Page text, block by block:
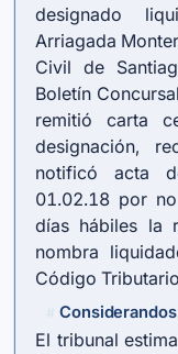
designado
Arriagada
Civil de
Boletín
remitió carta
designación,
notificó acta
01.02.18 por
días hábiles la
nombra
Código
El tribunal